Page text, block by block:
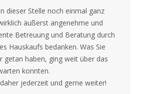
dieser Stelle noch einmal ganz
äußerst angenehme und
Betreuung und Beratung durch
Hauskaufs bedanken. Was Sie
getan haben, ging weit über das
konnten.
jederzeit und gerne weiter!